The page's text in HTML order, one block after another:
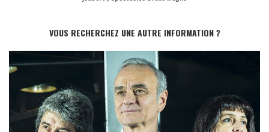
VOUS RECHERCHEZ UNE AUTRE INFORMATION ?